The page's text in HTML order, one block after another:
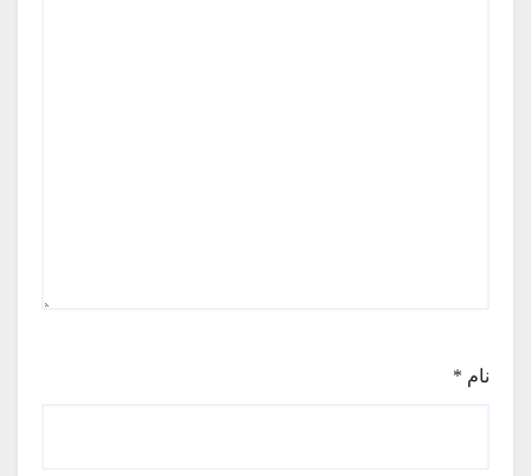
نام *